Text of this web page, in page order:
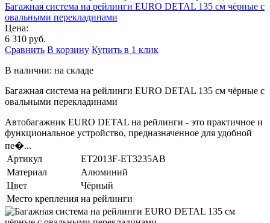
Багажная система на рейлинги EURO DETAL 135 см чёрные с
овальными перекладинами
Цена:
6 310 руб.
Сравнить В корзину Купить в 1 клик
В наличии: на складе
Багажная система на рейлинги EURO DETAL 135 см чёрные с
овальными перекладинами
Автобагажник EURO DETAL на рейлинги - это практичное и
функциональное устройство, предназначенное для удобной
пе�...
Артикул
ET2013F-ET3235AB
Материал
Алюминий
Цвет
Чёрный
Место крепления на рейлинги